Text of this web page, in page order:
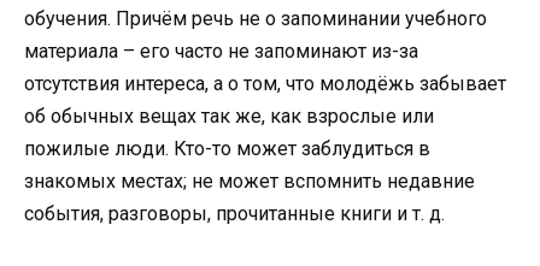
обучения. Причём речь не о запоминании учебного
материала – его часто не запоминают из-за
отсутствия интереса, а о том, что молодёжь забывает
об обычных вещах так же, как взрослые или
пожилые люди. Кто-то может заблудиться в
знакомых местах; не может вспомнить недавние
события, разговоры, прочитанные книги и т. д.